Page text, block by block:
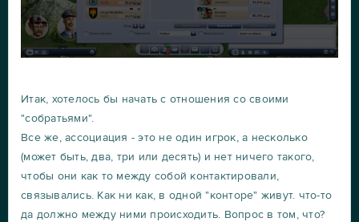
Итак, хотелось бы начать с отношения со своими
"собратьями".
Все же, ассоциация - это не один игрок, а несколько
(может быть, два, три или десять) и нет ничего такого,
чтобы они как то между собой контактировали,
связывались. Как ни как, в одной "конторе" живут. что-то
да должно между ними происходить. Вопрос в том, что?